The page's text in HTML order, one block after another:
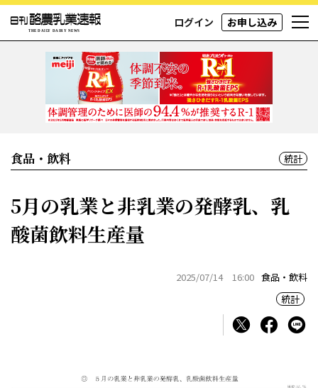
ログイン お申し込み
食品・飲料 統計
5月の乳業と非乳業の発酵乳、乳
酸菌飲料生産量
2025/07/14 16:00 食品・飲料
統計